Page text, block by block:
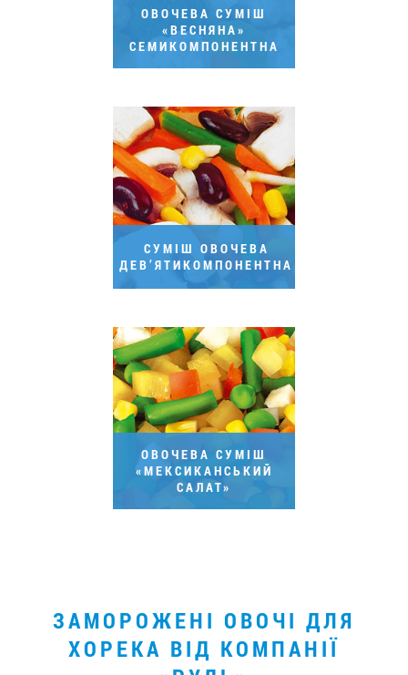
ОВОЧЕВА СУМІШ
«ВЕСНЯНА»
СЕМИКОМПОНЕНТНА
СУМІШ ОВОЧЕВА
ДЕВ’ЯТИКОМПОНЕНТНА
ОВОЧЕВА СУМІШ
«МЕКСИКАНСЬКИЙ
САЛАТ»
ЗАМОРОЖЕНІ ОВОЧІ ДЛЯ
ХОРЕКА ВІД КОМПАНІЇ